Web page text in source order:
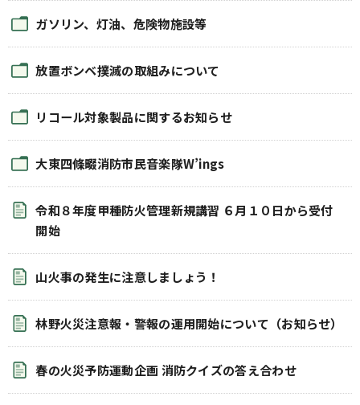
ガソリン、灯油、危険物施設等
放置ボンベ撲滅の取組みについて
リコール対象製品に関するお知らせ
大東四條畷消防市民音楽隊W’ings
令和８年度甲種防火管理新規講習 ６月１０日から受付
開始
山火事の発生に注意しましょう！
林野火災注意報・警報の運用開始について（お知らせ）
春の火災予防運動企画 消防クイズの答え合わせ